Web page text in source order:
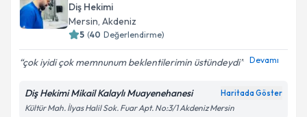
Diş Hekimi
Mersin, Akdeniz
5 (40 Değerlendirme)
çok iyidi çok memnunum beklentilerimin üstündeydi Devamı
Diş Hekimi Mikail Kalaylı Muayenehanesi Haritada Göster
Kültür Mah. İlyas Halil Sok. Fuar Apt. No:3/1 Akdeniz Mersin